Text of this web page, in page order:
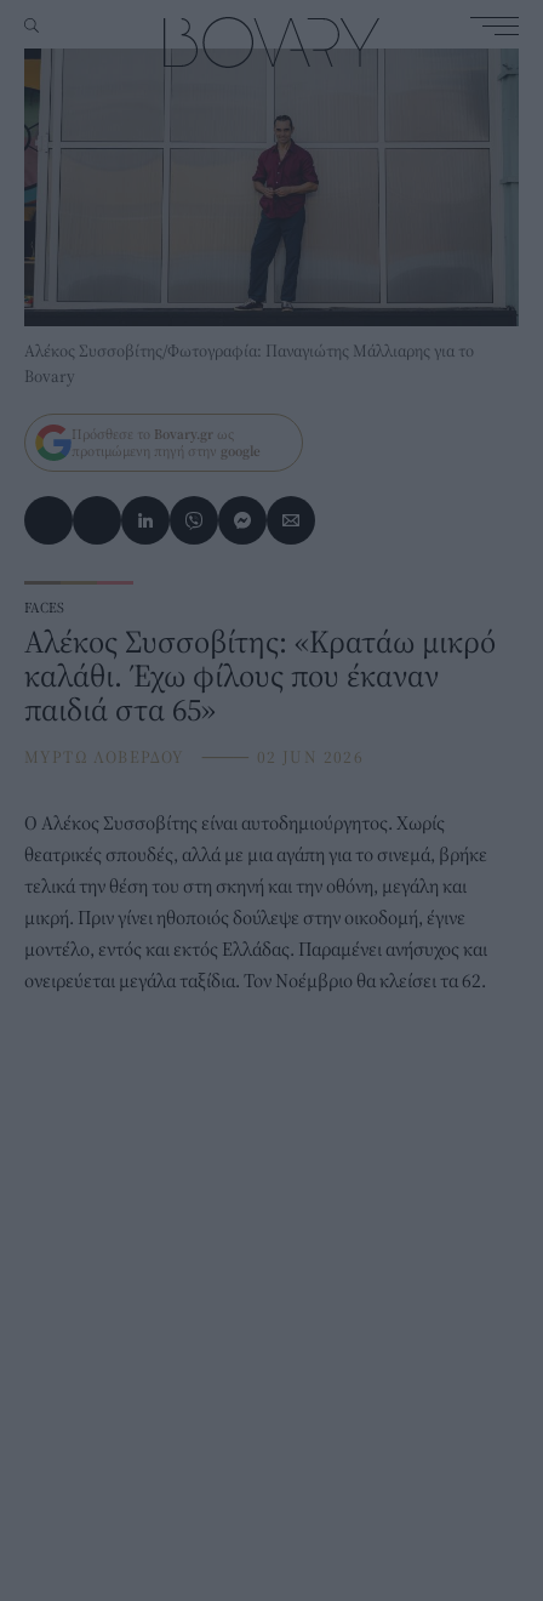
Αλέκος Συσσοβίτης/Φωτογραφία: Παναγιώτης Μάλλιαρης για το
Bovary
Πρόσθεσε το Bovary.gr ως
προτιμώμενη πηγή στην google
FACES
Αλέκος Συσσοβίτης: «Κρατάω μικρό
καλάθι. Έχω φίλους που έκαναν
παιδιά στα 65»
ΜΥΡΤΩ ΛΟΒΕΡΔΟΥ ⸻ 02 JUN 2026
Ο Αλέκος Συσσοβίτης είναι αυτοδημιούργητος. Χωρίς
θεατρικές σπουδές, αλλά με μια αγάπη για το σινεμά, βρήκε
τελικά την θέση του στη σκηνή και την οθόνη, μεγάλη και
μικρή. Πριν γίνει ηθοποιός δούλεψε στην οικοδομή, έγινε
μοντέλο, εντός και εκτός Ελλάδας. Παραμένει ανήσυχος και
ονειρεύεται μεγάλα ταξίδια. Τον Νοέμβριο θα κλείσει τα 62.